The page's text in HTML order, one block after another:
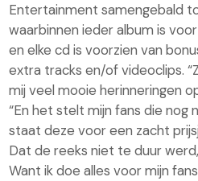
Entertainment samengebald
waarbinnen ieder album is
en elke cd is voorzien van
extra tracks en/of videoclips.
mij veel mooie herinneringen
“En het stelt mijn fans die nog
staat deze voor een zacht
Dat de reeks niet te duur
Want ik doe alles voor mijn